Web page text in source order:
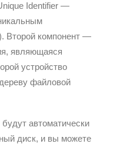
Identifier —
Второй компонент —
являющаяся
устройство
файловой
автоматически
диск, и вы можете